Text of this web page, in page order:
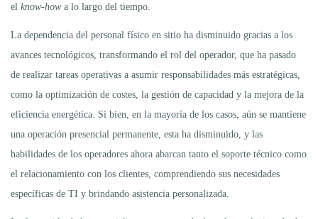
el know-howa lo largo del tiempo.
La dependencia del personal físico en sitio ha disminuido gracias a los
avances tecnológicos, transformando el rol del operador, que ha pasado
de realizar tareas operativas a asumir responsabilidades más estratégicas,
como la optimización de costes, la gestión de capacidad y la mejora de la
eficiencia energética. Si bien, en la mayoría de los casos, aún se mantiene
una operación presencial permanente, esta ha disminuido, y las
habilidades de los operadores ahora abarcan tanto el soporte técnico como
el relacionamiento con los clientes, comprendiendo sus necesidades
específicas de TI y brindando asistencia personalizada.